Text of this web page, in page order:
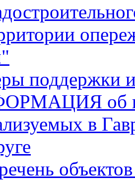
поддержки
об
в